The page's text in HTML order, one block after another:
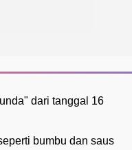
dari tanggal 16
bumbu dan saus